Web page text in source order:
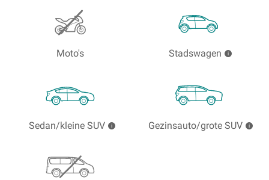
Moto's Stadswagen
Sedan/kleine SUV Gezinsauto/grote SUV